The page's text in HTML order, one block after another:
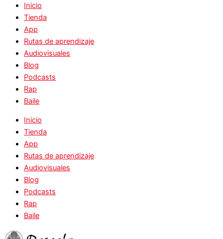
Inicio
Tienda
App
Rutas de aprendizaje
Audiovisuales
Blog
Podcasts
Rap
Baile
Inicio
Tienda
App
Rutas de aprendizaje
Audiovisuales
Blog
Podcasts
Rap
Baile